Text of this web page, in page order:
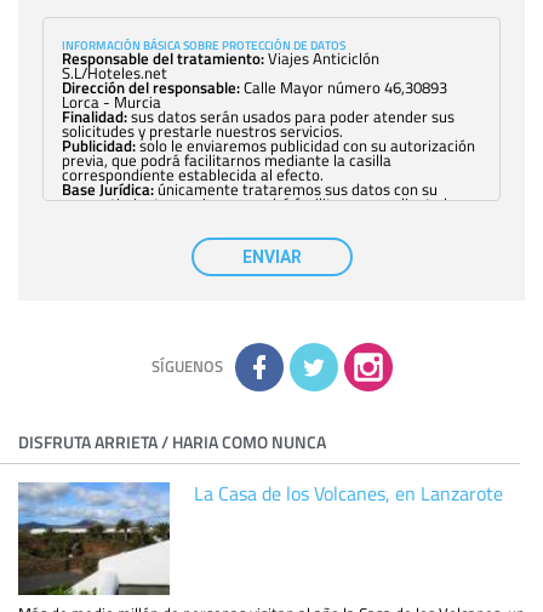
INFORMACIÓN BÁSICA SOBRE PROTECCIÓN DE DATOS
Responsable del tratamiento:Viajes Anticiclón
S.L/Hoteles.net
Dirección del responsable:Calle Mayor número 46,30893
Lorca - Murcia
Finalidad:sus datos serán usados para poder atender sus
solicitudes y prestarle nuestros servicios.
Publicidad:solo le enviaremos publicidad con su autorización
previa, que podrá facilitarnos mediante la casilla
correspondiente establecida al efecto.
Base Jurídica:únicamente trataremos sus datos con su
consentimiento previo, que podrá facilitarnos mediante la
con carácter general, sólo el personal de
nuestra entidad que esté debidamente autorizado podrá
tener conocimiento de la información que le pedimos. No se
comunicarán datos a terceros.
adicional y detallada sobre cómo tratamos sus datos en la
política de privacidad
ENVIAR
SÍGUENOS
DISFRUTA ARRIETA / HARIA COMO NUNCA
La Casa de los Volcanes, en Lanzarote